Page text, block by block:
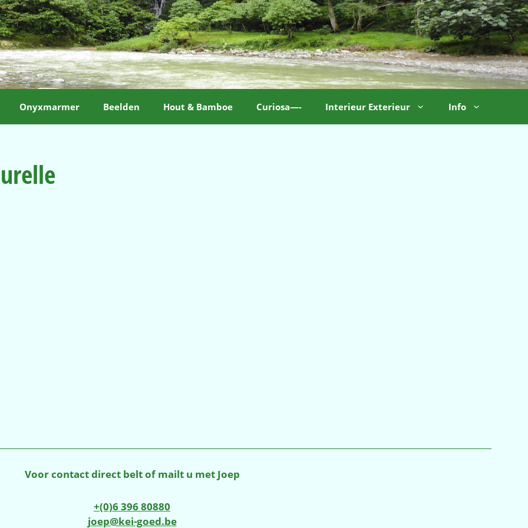
Onyxmarmer Beelden Hout & Bamboe Curiosa—- Interieur Exterieur Info
Voor contact direct belt of mailt u met Joep
+(0)6 396 80880
joep@kei-goed.be